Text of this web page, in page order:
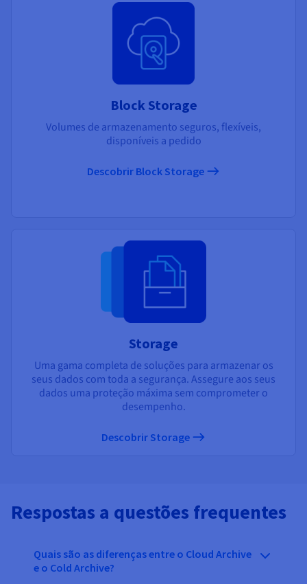
Block Storage
Volumes de armazenamento seguros, flexíveis,
disponíveis a pedido
Descobrir Block Storage
Storage
Uma gama completa de soluções para armazenar os
seus dados com toda a segurança. Assegure aos seus
dados uma proteção máxima sem comprometer o
desempenho.
Descobrir Storage
Respostas a questões frequentes
Quais são as diferenças entre o Cloud Archive
e o Cold Archive?